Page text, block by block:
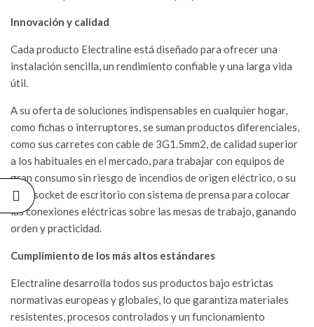
Innovación y calidad
Cada producto Electraline está diseñado para ofrecer una
instalación sencilla, un rendimiento confiable y una larga vida
útil.
A su oferta de soluciones indispensables en cualquier hogar,
como fichas o interruptores, se suman productos diferenciales,
como sus carretes con cable de 3G1.5mm2, de calidad superior
a los habituales en el mercado, para trabajar con equipos de
gran consumo sin riesgo de incendios de origen eléctrico, o su
multisocket de escritorio con sistema de prensa para colocar
las conexiones eléctricas sobre las mesas de trabajo, ganando
orden y practicidad.
Cumplimiento de los más altos estándares
Electraline desarrolla todos sus productos bajo estrictas
normativas europeas y globales, lo que garantiza materiales
resistentes, procesos controlados y un funcionamiento
27/07/2026
ADQUIRIR
BASE PARA
13/07/2026
MOLVENO Y
UNA
ALIANZA
IMPULSA
SOLUCIONES
DE CALIDAD